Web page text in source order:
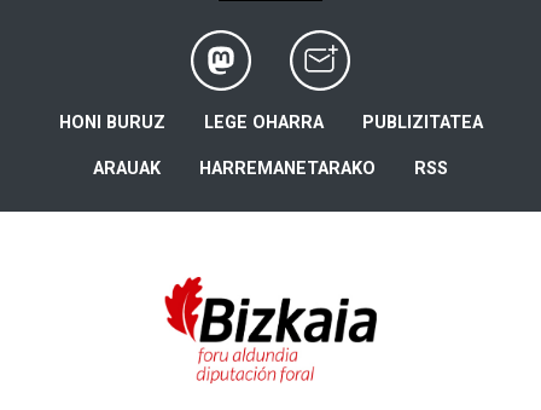
HONI BURUZ LEGE OHARRA PUBLIZITATEA
ARAUAK HARREMANETARAKO RSS